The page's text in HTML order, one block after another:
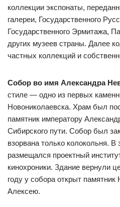
коллекции экспонаты,
галереи, Государственного
Государственного Эрмитажа,
других музеев страны. Далее
частных коллекций и
Собор во имя Александра
стиле — одно из первых
Новониколаевска. Храм был
памятник императору
Сибирского пути. Собор был
взорвана только колокольня. В
размещался проектный
кинохроники. Здание вернули
году у собора открыт
Алексею.